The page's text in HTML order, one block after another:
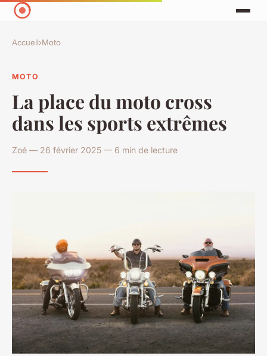
Accueil›Moto
MOTO
La place du moto cross
dans les sports extrêmes
Zoé — 26 février 2025 — 6 min de lecture